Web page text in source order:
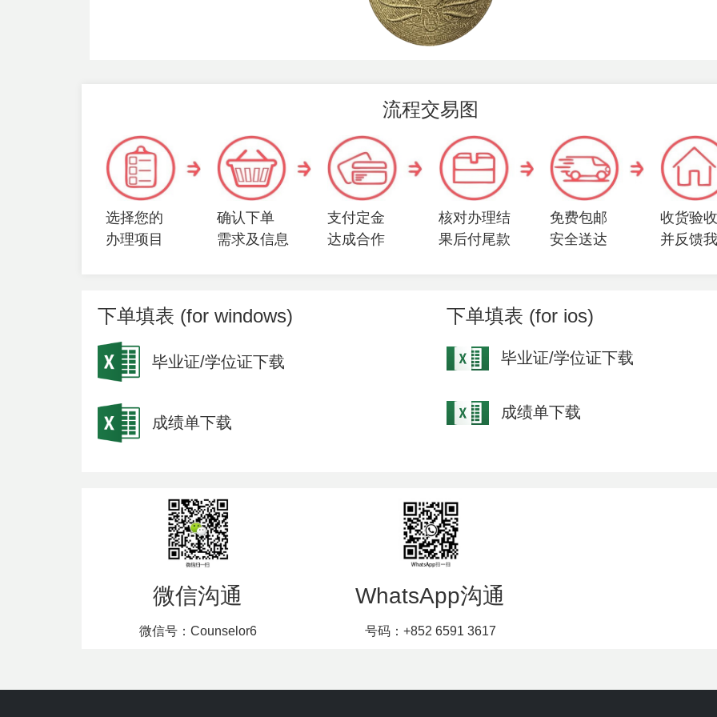
流程交易图
选择您的
办理项目
确认下单
需求及信息
支付定金
达成合作
核对办理结
果后付尾款
免费包邮
安全送达
收货验
并反馈
下单填表 (for windows)
毕业证/学位证下载
成绩单下载
下单填表 (for ios)
毕业证/学位证下载
成绩单下载
微信沟通
微信号：Counselor6
WhatsApp沟通
号码：+852 6591 3617